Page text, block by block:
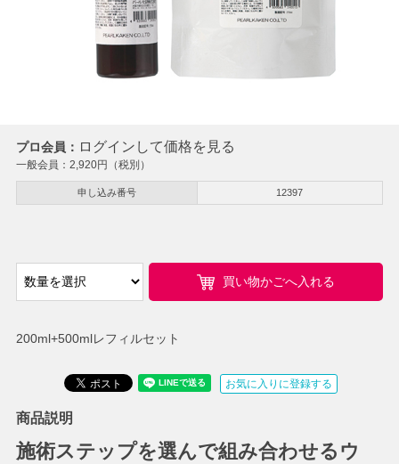
プロ会員： ログインして価格を見る
一般会員： 2,920円（税別）
申し込み番号 12397
200ml+500mlレフィルセット
買い物かごへ入れる
お気に入りに登録する
商品説明
施術ステップを選んで組み合わせるウ